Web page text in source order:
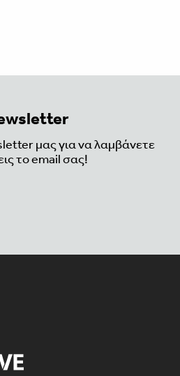
μας για να λαμβάνετε
το email σας!